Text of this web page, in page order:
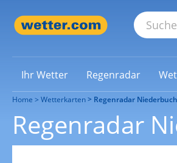
Ihr Wetter Regenradar
Home Wetterkarten Regenradar
Regenradar